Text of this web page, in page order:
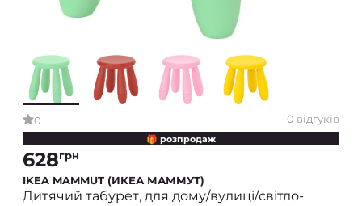
0 0 відгуків
🎁 розпродаж
628грн
IKEA MAMMUT (ИКЕА МАММУТ)
Дитячий табурет, для дому/вулиці/світло-